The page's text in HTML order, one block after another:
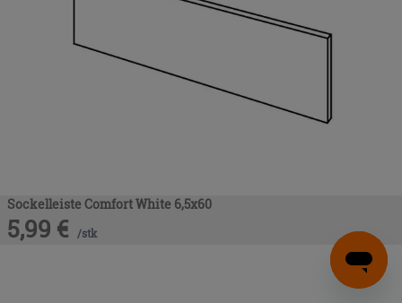
Sockelleiste Comfort White 6,5x60
5,99 € /stk